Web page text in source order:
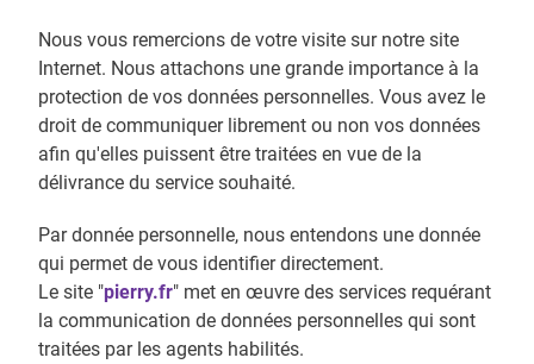
Nous vous remercions de votre visite sur notre site
Internet. Nous attachons une grande importance à la
protection de vos données personnelles. Vous avez le
droit de communiquer librement ou non vos données
afin qu'elles puissent être traitées en vue de la
délivrance du service souhaité.
Par donnée personnelle, nous entendons une donnée
qui permet de vous identifier directement.
Le site "pierry.fr" met en œuvre des services requérant
la communication de données personnelles qui sont
traitées par les agents habilités.